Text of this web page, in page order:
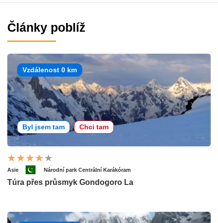
Články poblíž
Vzdálenost 0 km
Byl jsem tam Chci tam
Asie Národní park Centrální Karákóram
Túra přes průsmyk Gondogoro La